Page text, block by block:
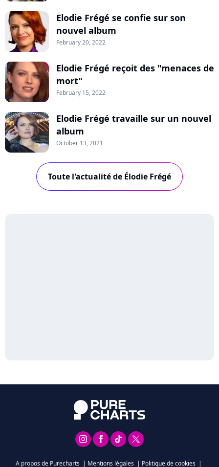
Elodie Frégé se confie sur son
nouvel album
February 20, 2022
Elodie Frégé reçoit des "menaces de
mort"
February 15, 2022
Elodie Frégé travaille sur un nouvel
album
October 13, 2021
Toute l'actualité de Élodie Frégé
A propos de Purecharts | Mentions légales | Politique de cookies |